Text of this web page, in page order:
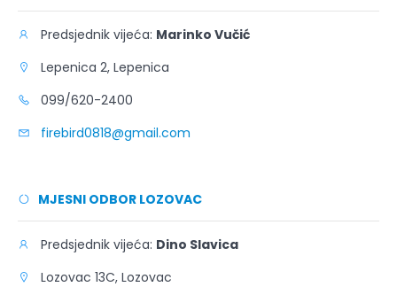
Predsjednik vijeća: Marinko Vučić
Lepenica 2, Lepenica
099/620-2400
firebird0818@gmail.com
MJESNI ODBOR LOZOVAC
Predsjednik vijeća: Dino Slavica
Lozovac 13C, Lozovac